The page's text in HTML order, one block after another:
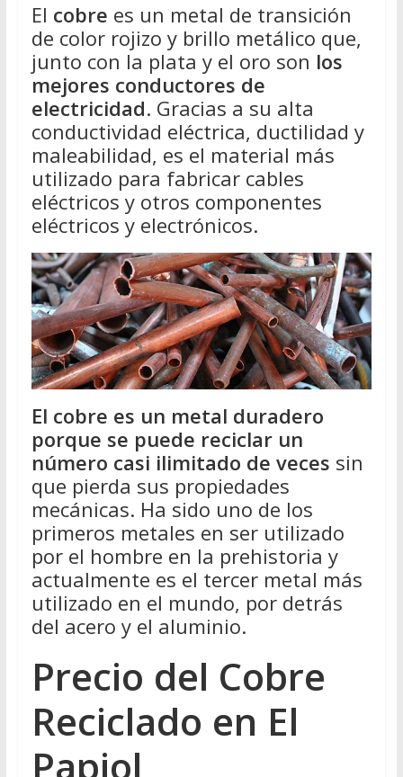
El cobre es un metal de transición
de color rojizo y brillo metálico que,
junto con la plata y el oro son los
mejores conductores de
electricidad. Gracias a su alta
conductividad eléctrica, ductilidad y
maleabilidad, es el material más
utilizado para fabricar cables
eléctricos y otros componentes
eléctricos y electrónicos.
El cobre es un metal duradero
porque se puede reciclar un
número casi ilimitado de veces sin
que pierda sus propiedades
mecánicas. Ha sido uno de los
primeros metales en ser utilizado
por el hombre en la prehistoria y
actualmente es el tercer metal más
utilizado en el mundo, por detrás
del acero y el aluminio.
Precio del Cobre
Reciclado en El
Papiol